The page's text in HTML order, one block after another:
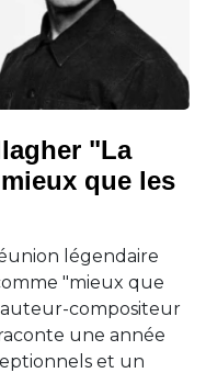
"La
que les
légendaire
"mieux que
auteur-compositeur
une année
et un